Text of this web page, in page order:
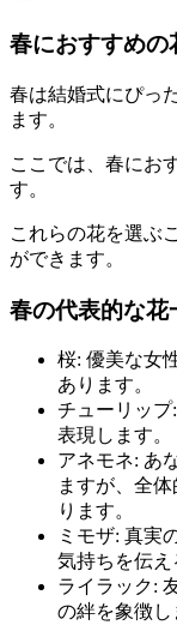
春におすすめの
春は結婚式にぴっ
ます。
ここでは、春にお
す。
これらの花を選ぶ
ができます。
春の代表的な花
桜: 優美な女
あります。
チューリッ
表現します。
アネモネ: あ
ますが、全
ります。
ミモザ: 真実
気持ちを伝え
ライラック:
の絆を象徴し